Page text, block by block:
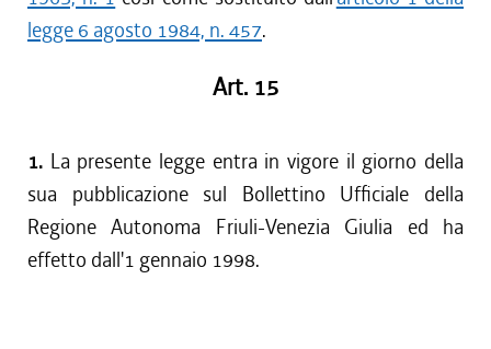
legge 6 agosto 1984, n. 457.
Art. 15
1. La presente legge entra in vigore il giorno della
sua pubblicazione sul Bollettino Ufficiale della
Regione Autonoma Friuli-Venezia Giulia ed ha
effetto dall'1 gennaio 1998.